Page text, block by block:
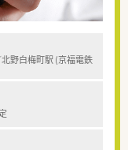
野白梅町駅 (京福電鉄